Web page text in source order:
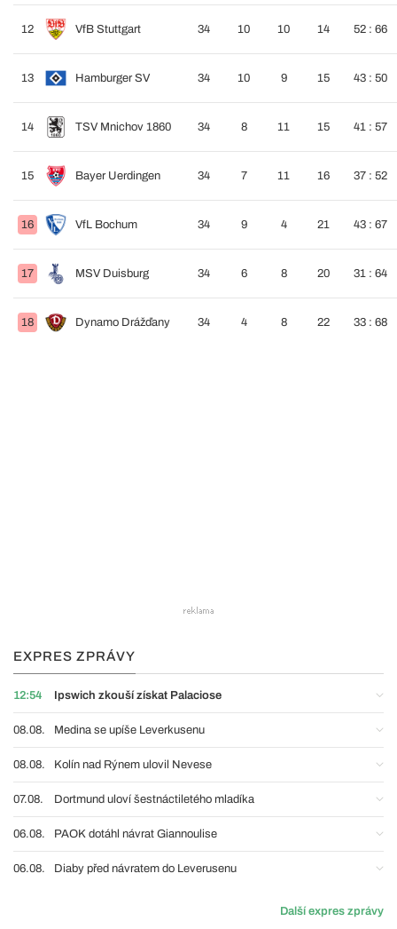
12 VfB Stuttgart 34 10 10 14 52 : 66
13 Hamburger SV 34 10 9 15 43 : 50
14 TSV Mnichov 1860 34 8 11 15 41 : 57
15 Bayer Uerdingen 34 7 11 16 37 : 52
16 VfL Bochum 34 9 4 21 43 : 67
17 MSV Duisburg 34 6 8 20 31 : 64
18 Dynamo Drážďany 34 4 8 22 33 : 68
EXPRES ZPRÁVY
12:54 Ipswich zkouší získat Palaciose
08.08. Medina se upíše Leverkusenu
08.08. Kolín nad Rýnem ulovil Nevese
07.08. Dortmund uloví šestnáctiletého mladíka
06.08. PAOK dotáhl návrat Giannoulise
06.08. Diaby před návratem do Leverusenu
Další expres zprávy